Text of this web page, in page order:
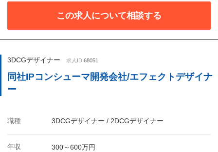
この求人について相談する
3DCGデザイナー 求人ID:68051
同社IPコンシューマ開発会社/エフェクトデザイナ
ー
職種 3DCGデザイナー / 2DCGデザイナー
年収 300～600万円